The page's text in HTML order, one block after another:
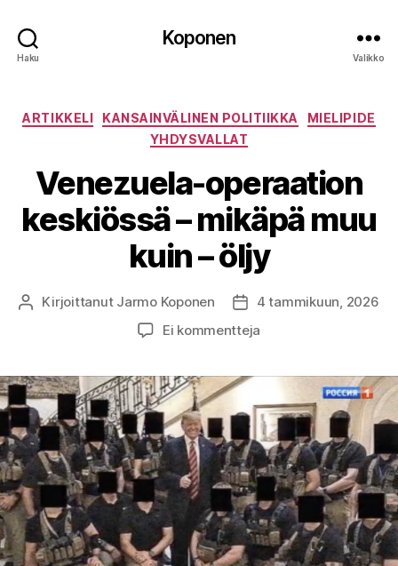
Haku
Koponen
Valikko
Kategoriat
ARTIKKELI KANSAINVÄLINEN POLITIIKKA
MIELIPIDE
YHDYSVALLAT
Venezuela-operaation
keskiössä – mikäpä muu
kuin – öljy
Kirjoittaja
Kirjoittanut Jarmo Koponen Julkaisupäivämäärä
4 tammikuun, 2026
Ei kommentteja
–
mikäpä
muu
kuin
öljy